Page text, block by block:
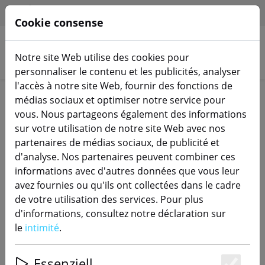
Rechercher des produits
Home Actionneurs de commutation
SONOFF DR DIN Support de rails
52% DISCOUNT
Cookie consense
Notre site Web utilise des cookies pour
personnaliser le contenu et les publicités, analyser
l'accès à notre site Web, fournir des fonctions de
médias sociaux et optimiser notre service pour
vous. Nous partageons également des informations
sur votre utilisation de notre site Web avec nos
partenaires de médias sociaux, de publicité et
d'analyse. Nos partenaires peuvent combiner ces
informations avec d'autres données que vous leur
avez fournies ou qu'ils ont collectées dans le cadre
de votre utilisation des services. Pour plus
d'informations, consultez notre déclaration sur
le intimité.